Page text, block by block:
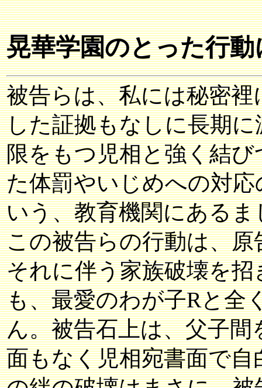
晃華学園のとった行
被告らは、私には秘密
した証拠もなしに長期
限をもつ児相と強く結
た体罰やいじめへの対
いう、教育機関にある
この被告らの行動は、
それに伴う家族破壊を
も、最愛のわが子Rと全
ん。被告石上は、父子
面もなく児相宛書面で